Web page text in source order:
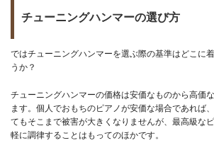
チューニングハンマーの選び方
ではチューニングハンマーを選ぶ際の基準はどこに
うか？
チューニングハンマーの価格は安価なものから高価
ます。個人でおもちのピアノが安価な場合であれば
てもそこまで被害が大きくなりませんが、最高級な
軽に調律することはもってのほかです。